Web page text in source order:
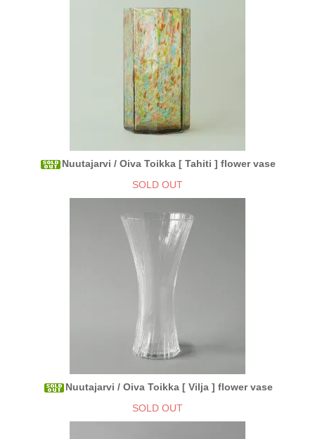
Nuutajarvi / Oiva Toikka [ Tahiti ] flower vase
SOLD OUT
Nuutajarvi / Oiva Toikka [ Vilja ] flower vase
SOLD OUT